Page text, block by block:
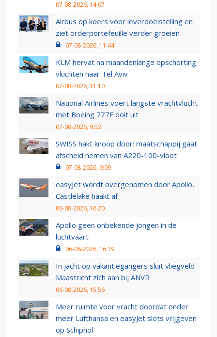
07-08-2026, 14:07
Airbus op koers voor leverdoelstelling en
ziet orderportefeuille verder groeien
07-08-2026, 11:44
KLM hervat na maandenlange opschorting
vluchten naar Tel Aviv
07-08-2026, 11:10
National Airlines voert langste vrachtvlucht
met Boeing 777F ooit uit
07-08-2026, 9:52
SWISS hakt knoop door: maatschappij gaat
afscheid nemen van A220-100-vloot
07-08-2026, 9:09
easyJet wordt overgenomen door Apollo,
Castlelake haakt af
06-08-2026, 16:20
Apollo geen onbekende jongen in de
luchtvaart
06-08-2026, 16:19
In jacht op vakantiegangers sluit vliegveld
Maastricht zich aan bij ANVR
06-08-2026, 15:56
Meer ruimte voor vracht doordat onder
meer Lufthansa en easyJet slots vrijgeven
op Schiphol